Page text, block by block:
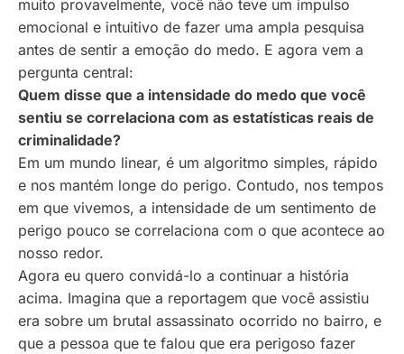
muito provavelmente, você não teve um impulso
emocional e intuitivo de fazer uma ampla pesquisa
antes de sentir a emoção do medo. E agora vem a
pergunta central:
Quem disse que a intensidade do medo que você
sentiu se correlaciona com as estatísticas reais de
criminalidade?
Em um mundo linear, é um algoritmo simples, rápido
e nos mantém longe do perigo. Contudo, nos tempos
em que vivemos, a intensidade de um sentimento de
perigo pouco se correlaciona com o que acontece ao
nosso redor.
Agora eu quero convidá-lo a continuar a história
acima. Imagina que a reportagem que você assistiu
era sobre um brutal assassinato ocorrido no bairro, e
que a pessoa que te falou que era perigoso fazer